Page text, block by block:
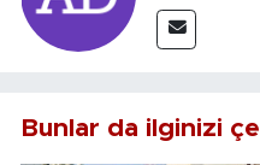
Bunlar da ilginizi